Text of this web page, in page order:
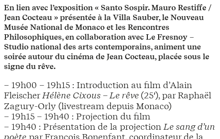
En lien avec l’exposition « Santo Sospir. Mauro Restiffe /
Jean Cocteau » présentée à la Villa Sauber, le Nouveau
Musée National de Monaco et les Rencontres
Philosophiques, en collaboration avec Le Fresnoy –
Studio national des arts contemporains, animent une
soirée autour du cinéma de Jean Cocteau, placée sous le
signe du rêve.
– 19h00 – 19h15 : Introduction au film d’Alain
Fleischer Hélène Cixous – Le rêve (25′), par Raphaël
Zagury-Orly (livestream depuis Monaco)
– 19h15 – 19h40 : Projection du film
– 19h40 : Présentation de la projection Le sang d’un
poète par François Bonenfant, coordinateur de la